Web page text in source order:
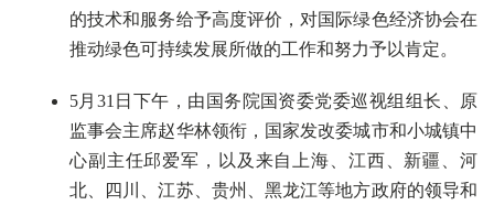
的技术和服务给予高度评价，对国际绿色经济协会在
推动绿色可持续发展所做的工作和努力予以肯定。
5月31日下午，由国务院国资委党委巡视组组长、原
监事会主席赵华林领衔，国家发改委城市和小城镇中
心副主任邱爱军，以及来自上海、江西、新疆、河
北、四川、江苏、贵州、黑龙江等地方政府的领导和